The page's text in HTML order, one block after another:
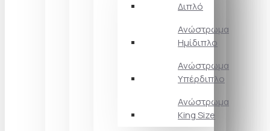
Διπλό
Ανώστρωμα
Ημίδιπλο
Ανώστρωμα
Υπέρδιπλο
Ανώστρωμα
King Size